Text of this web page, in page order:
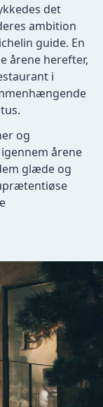
det
ambition
guide. En
årene herefter,
i
og
årene
glæde og